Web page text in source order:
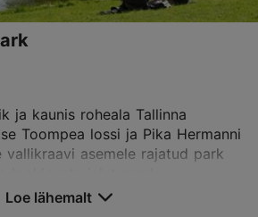
ja kaunis roheala Tallinna
Toompea lossi ja Pika Hermanni
vallikraavi asemele rajatud park
Loe lähemalt